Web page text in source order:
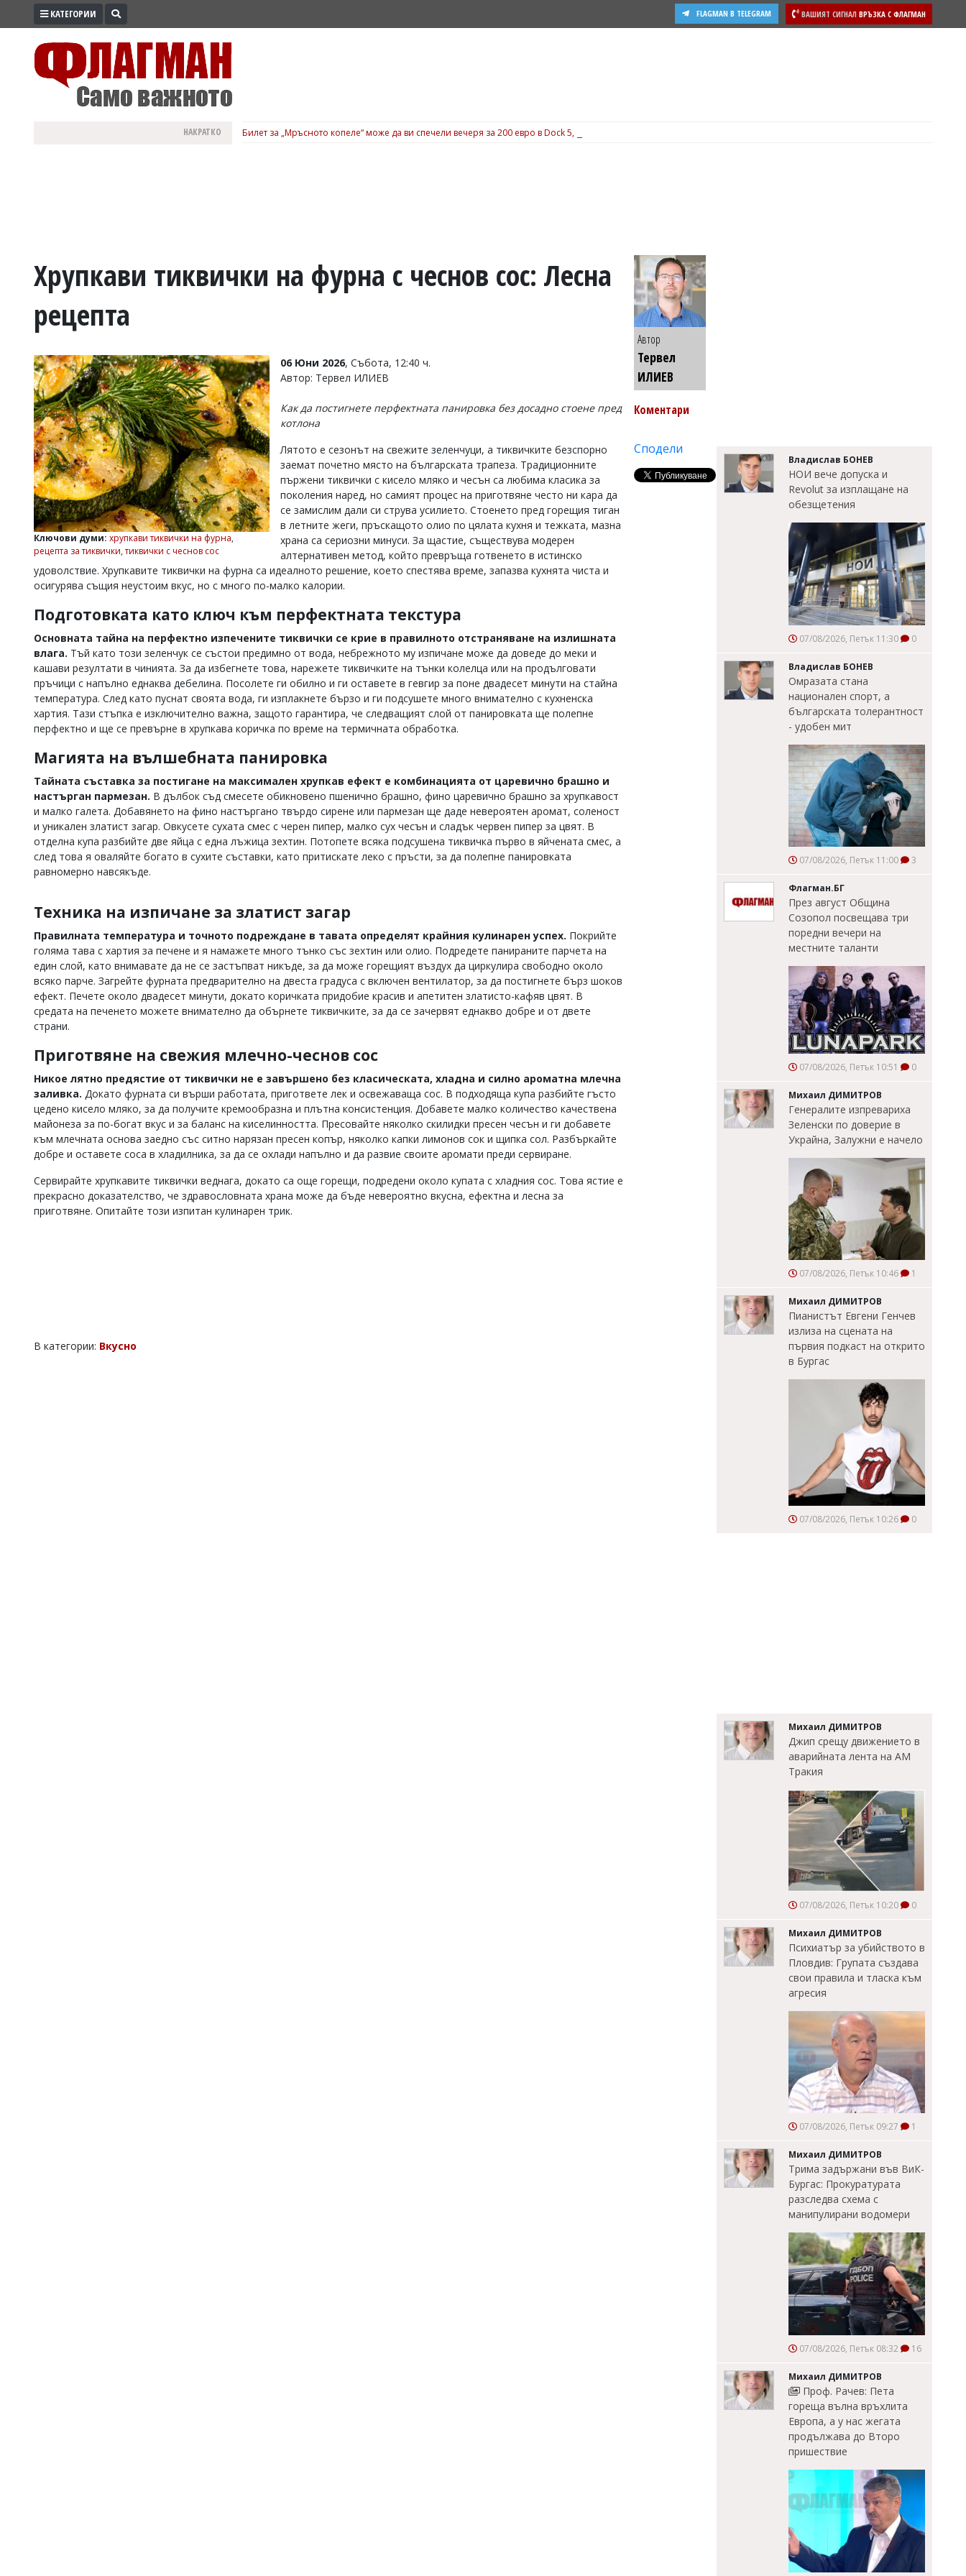
ПРОМО
ВОЙНАТА
УКРАЙНА
РАЗСЛЕДВАНЕ
БИЗНЕС
Управители:
Веселин
Василев,
v.vasilev@flagman.bg
Касабова,
k.kassabova@flagman.bg
Главен
редактор:
office@flagman.bg
Коментарите
статиите
въвеждат
читателите
редакцията
отговорност
откриете
коментар,
сигнализирайте
КАТЕГОРИИ ВАШИЯТ СИГНАЛ ВРЪЗКА С ФЛАГМАН
FLAGMAN В TELEGRAM
НАКРАТКО Билет за „Мръсното копеле“ може да ви спечели вечеря за 200 евро в Dock 5, вижте подробности
Хрупкави тиквички на фурна с чеснов сос: Лесна
рецепта
Ключови думи: хрупкави тиквички на фурна,
рецепта за тиквички,тиквички с чеснов сос
06 Юни 2026, Събота, 12:40 ч.
Автор: Тервел ИЛИЕВ
Как да постигнете перфектната панировка без досадно стоене пред
котлона
Лятото е сезонът на свежите зеленчуци, а тиквичките безспорно
заемат почетно място на българската трапеза. Традиционните
пържени тиквички с кисело мляко и чесън са любима класика за
поколения наред, но самият процес на приготвяне често ни кара да
се замислим дали си струва усилието. Стоенето пред горещия тиган
в летните жеги, пръскащото олио по цялата кухня и тежката, мазна
храна са сериозни минуси. За щастие, съществува модерен
алтернативен метод, който превръща готвенето в истинско
удоволствие. Хрупкавите тиквички на фурна са идеалното решение, което спестява време, запазва кухнята чиста и
осигурява същия неустоим вкус, но с много по-малко калории.
Подготовката като ключ към перфектната текстура
Основната тайна на перфектно изпечените тиквички се крие в правилното отстраняване на излишната
влага. Тъй като този зеленчук се състои предимно от вода, небрежното му изпичане може да доведе до меки и
кашави резултати в чинията. За да избегнете това, нарежете тиквичките на тънки колелца или на продълговати
пръчици с напълно еднаква дебелина. Посолете ги обилно и ги оставете в гевгир за поне двадесет минути на стайна
температура. След като пуснат своята вода, ги изплакнете бързо и ги подсушете много внимателно с кухненска
хартия. Тази стъпка е изключително важна, защото гарантира, че следващият слой от панировката ще полепне
перфектно и ще се превърне в хрупкава коричка по време на термичната обработка.
Магията на вълшебната панировка
Тайната съставка за постигане на максимален хрупкав ефект е комбинацията от царевично брашно и
настърган пармезан. В дълбок съд смесете обикновено пшенично брашно, фино царевично брашно за хрупкавост
и малко галета. Добавянето на фино настъргано твърдо сирене или пармезан ще даде невероятен аромат, соленост
и уникален златист загар. Овкусете сухата смес с черен пипер, малко сух чесън и сладък червен пипер за цвят. В
отделна купа разбийте две яйца с една лъжица зехтин. Потопете всяка подсушена тиквичка първо в яйчената смес, а
след това я оваляйте богато в сухите съставки, като притискате леко с пръсти, за да полепне панировката
равномерно навсякъде.
Техника на изпичане за златист загар
Правилната температура и точното подреждане в тавата определят крайния кулинарен успех. Покрийте
голяма тава с хартия за печене и я намажете много тънко със зехтин или олио. Подредете панираните парчета на
един слой, като внимавате да не се застъпват никъде, за да може горещият въздух да циркулира свободно около
всяко парче. Загрейте фурната предварително на двеста градуса с включен вентилатор, за да постигнете бърз шоков
ефект. Печете около двадесет минути, докато коричката придобие красив и апетитен златисто-кафяв цвят. В
средата на печенето можете внимателно да обърнете тиквичките, за да се зачервят еднакво добре и от двете
страни.
Приготвяне на свежия млечно-чеснов сос
Никое лятно предястие от тиквички не е завършено без класическата, хладна и силно ароматна млечна
заливка. Докато фурната си върши работата, пригответе лек и освежаваща сос. В подходяща купа разбийте гъсто
цедено кисело мляко, за да получите кремообразна и плътна консистенция. Добавете малко количество качествена
майонеза за по-богат вкус и за баланс на киселинността. Пресовайте няколко скилидки пресен чесън и ги добавете
към млечната основа заедно със ситно нарязан пресен копър, няколко капки лимонов сок и щипка сол. Разбъркайте
добре и оставете соса в хладилника, за да се охлади напълно и да развие своите аромати преди сервиране.
Сервирайте хрупкавите тиквички веднага, докато са още горещи, подредени около купата с хладния сос. Това ястие е
прекрасно доказателство, че здравословната храна може да бъде невероятно вкусна, ефектна и лесна за
приготвяне. Опитайте този изпитан кулинарен трик.
В категории: Вкусно
Автор
Тервел
ИЛИЕВ
Коментари
Сподели
Владислав БОНЕВ
НОИ вече допуска и
Revolut за изплащане на
обезщетения
07/08/2026, Петък 11:30 0
Владислав БОНЕВ
Омразата стана
национален спорт, а
българската толерантност
- удобен мит
07/08/2026, Петък 11:00 3
Флагман.БГ
През август Община
Созопол посвещава три
поредни вечери на
местните таланти
07/08/2026, Петък 10:51 0
Михаил ДИМИТРОВ
Генералите изпревариха
Зеленски по доверие в
Украйна, Залужни е начело
07/08/2026, Петък 10:46 1
Михаил ДИМИТРОВ
Пианистът Евгени Генчев
излиза на сцената на
първия подкаст на открито
в Бургас
07/08/2026, Петък 10:26 0
Михаил ДИМИТРОВ
Джип срещу движението в
аварийната лента на АМ
Тракия
07/08/2026, Петък 10:20 0
Михаил ДИМИТРОВ
Психиатър за убийството в
Пловдив: Групата създава
свои правила и тласка към
агресия
07/08/2026, Петък 09:27 1
Михаил ДИМИТРОВ
Трима задържани във ВиК-
Бургас: Прокуратурата
разследва схема с
манипулирани водомери
07/08/2026, Петък 08:32 16
Михаил ДИМИТРОВ
Проф. Рачев: Пета
гореща вълна връхлита
Европа, а у нас жегата
продължава до Второ
пришествие